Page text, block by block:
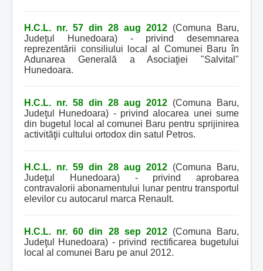
H.C.L. nr. 57 din 28 aug 2012 (Comuna Baru,
Judeţul Hunedoara) - privind desemnarea
reprezentării consiliului local al Comunei Baru în
Adunarea Generală a Asociaţiei "Salvital"
Hunedoara.
H.C.L. nr. 58 din 28 aug 2012 (Comuna Baru,
Judeţul Hunedoara) - privind alocarea unei sume
din bugetul local al comunei Baru pentru sprijinirea
activităţii cultului ortodox din satul Petros.
H.C.L. nr. 59 din 28 aug 2012 (Comuna Baru,
Judeţul Hunedoara) - privind aprobarea
contravalorii abonamentului lunar pentru transportul
elevilor cu autocarul marca Renault.
H.C.L. nr. 60 din 28 sep 2012(Comuna Baru,
Judeţul Hunedoara) - privind rectificarea bugetului
local al comunei Baru pe anul 2012.